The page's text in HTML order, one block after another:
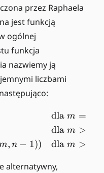
przez Raphaela
jest funkcją
ogólnej
funkcja
nazwiemy ją
(
)
liczbami
=
, n − 1))
dlam =
dlam >
dlam >
alternatywny,